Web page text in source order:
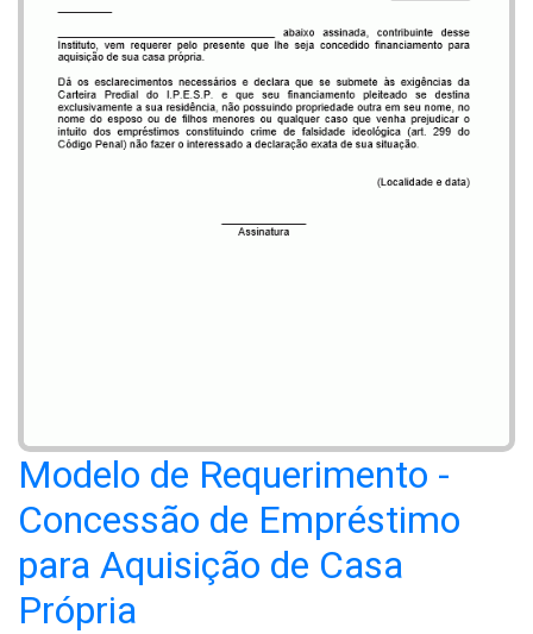
Modelo de Requerimento -
Concessão de Empréstimo
para Aquisição de Casa
Própria